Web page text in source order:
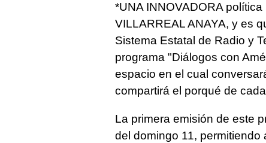
*UNA INNOVADORA
VILLARREAL ANAYA, y es
Sistema Estatal de Radio y
programa "Diálogos con
espacio en el cual
compartirá el porqué de
La primera emisión de este
del domingo 11,